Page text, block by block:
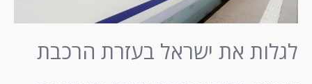
לגלות את ישראל בעזרת הרכבת